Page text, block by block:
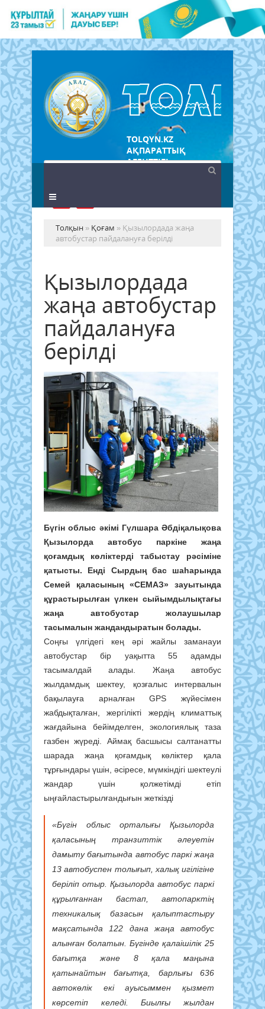
TOLQYN.KZ
АҚПАРАТТЫҚ
АГЕНТТІГІ
Толқын » Қоғам » Қызылордада жаңа
автобустар пайдалануға берілді
Қызылордада
жаңа автобустар
пайдалануға
берілді
Бүгін облыс әкімі Гүлшара Әбдіқалықова
Қызылорда автобус паркіне жаңа
қоғамдық көліктерді табыстау рәсіміне
қатысты. Енді Сырдың бас шаһарында
Семей қаласының «СЕМАЗ» зауытында
құрастырылған үлкен сыйымдылықтағы
жаңа автобустар жолаушылар
тасымалын жандандыратын болады.
Соңғы үлгідегі кең әрі жайлы заманауи
автобустар бір уақытта 55 адамды
тасымалдай алады. Жаңа автобус
жылдамдық шектеу, қозғалыс интервалын
бақылауға арналған GPS жүйесімен
жабдықталған, жергілікті жердің климаттық
жағдайына бейімделген, экологиялық таза
газбен жүреді. Аймақ басшысы салтанатты
шарада жаңа қоғамдық көліктер қала
тұрғындары үшін, әсіресе, мүмкіндігі шектеулі
жандар үшін қолжетімді етіп
ыңғайластырылғандығын жеткізді
«Бүгін облыс орталығы Қызылорда
қаласының транзиттік әлеуетін
дамыту бағытында автобус паркі жаңа
13 автобуспен толығып, халық игілігіне
беріліп отыр. Қызылорда автобус паркі
құрылғаннан бастап, автопарктің
техникалық базасын қалыптастыру
мақсатында 122 дана жаңа автобус
алынған болатын. Бүгінде қалаішілік 25
бағытқа және 8 қала маңына
қатынайтын бағытқа, барлығы 636
автокөлік екі ауысыммен қызмет
көрсетіп келеді. Биылғы жылдан